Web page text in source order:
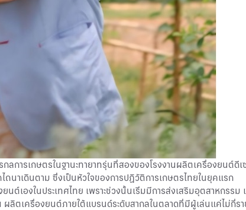
ลการเกษตรในฐานะทายาทรุ่นที่สองของโรงงานผลิตเครื่องยนต์ดี
นาเดินตาม ซึ่งเป็นหัวใจของการปฏิวัติการเกษตรไทยในยุคแรก
เองในประเทศไทย เพราะช่วงนั้นเริ่มมีการส่งเสริมอุตสาหกรรม
ลิตเครื่องยนต์ภายใต้แบรนด์ระดับสากลในตลาดที่มีผู้เล่นแค่ไม่กี่